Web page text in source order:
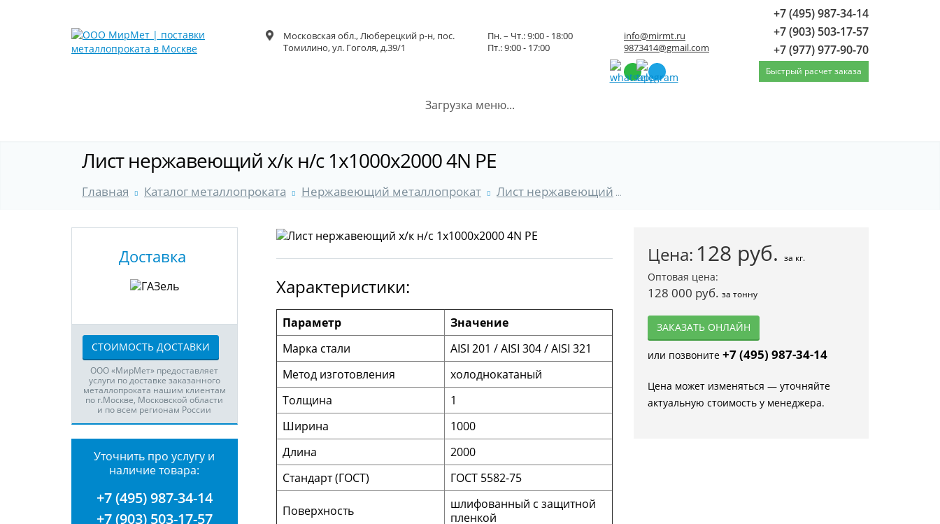
Московская обл., Люберецкий р-н, пос.
Томилино, ул. Гоголя, д.39/1
Пн. – Чт.: 9:00 - 18:00
Пт.: 9:00 - 17:00
info@mirmt.ru
9873414@gmail.com
+7 (495) 987-34-14
+7 (903) 503-17-57
+7 (977) 977-90-70
Быстрый расчет заказа
Загрузка меню...
Лист нержавеющий х/к н/с 1x1000x2000 4N PE
Главная Каталог металлопроката Нержавеющий металлопрокат Лист нержавеющий
Доставка
СТОИМОСТЬ ДОСТАВКИ
ООО «МирМет» предоставляет
услуги по доставке заказанного
металлопроката нашим клиентам
по г.Москве, Московской области
и по всем регионам России
Уточнить про услугу и
наличие товара:
+7 (495) 987-34-14
+7 (903) 503-17-57
Характеристики:
Параметр
Значение
Марка стали
AISI 201 / AISI 304 / AISI 321
Метод изготовления
холоднокатаный
Толщина
1
Ширина
1000
Длина
2000
Стандарт (ГОСТ)
ГОСТ 5582-75
Поверхность
шлифованный с защитной
пленкой
Цена: 128 руб. за кг.
Оптовая цена:
128 000 руб.за тонну
ЗАКАЗАТЬ ОНЛАЙН
или позвоните +7 (495) 987-34-14
Цена может изменяться — уточняйте
актуальную стоимость у менеджера.